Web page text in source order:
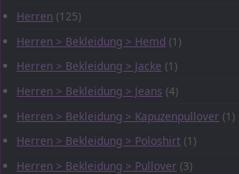
Herren (125)
Herren > Bekleidung > Hemd (1)
Herren > Bekleidung > Jacke (1)
Herren > Bekleidung > Jeans (4)
Herren > Bekleidung > Kapuzenpullover (1)
Herren > Bekleidung > Poloshirt (1)
Herren > Bekleidung > Pullover (3)